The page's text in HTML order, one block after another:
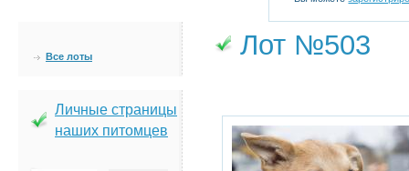
Все лоты
Личные страницы
наших питомцев
Лот №503